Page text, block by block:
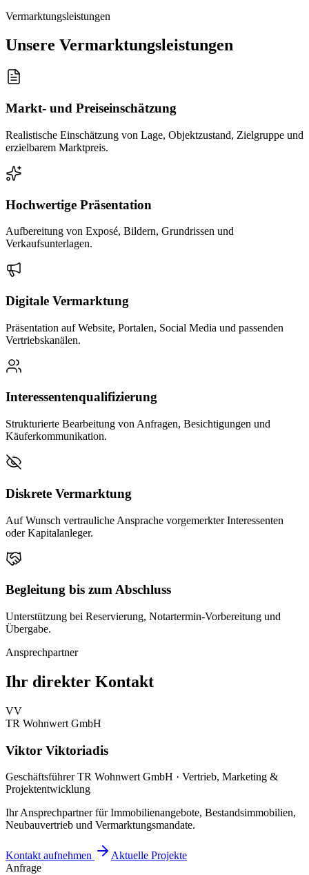
Vermarktungsleistungen
Unsere Vermarktungsleistungen
Markt- und Preiseinschätzung
Realistische Einschätzung von Lage, Objektzustand, Zielgruppe und
erzielbarem Marktpreis.
Hochwertige Präsentation
Aufbereitung von Exposé, Bildern, Grundrissen und
Verkaufsunterlagen.
Digitale Vermarktung
Präsentation auf Website, Portalen, Social Media und passenden
Vertriebskanälen.
Interessentenqualifizierung
Strukturierte Bearbeitung von Anfragen, Besichtigungen und
Käuferkommunikation.
Diskrete Vermarktung
Auf Wunsch vertrauliche Ansprache vorgemerkter Interessenten
oder Kapitalanleger.
Begleitung bis zum Abschluss
Unterstützung bei Reservierung, Notartermin-Vorbereitung und
Übergabe.
Ansprechpartner
Ihr direkter Kontakt
VV
TR Wohnwert GmbH
Viktor Viktoriadis
Geschäftsführer TR Wohnwert GmbH · Vertrieb, Marketing &
Projektentwicklung
Ihr Ansprechpartner für Immobilienangebote, Bestandsimmobilien,
Neubauvertrieb und Vermarktungsmandate.
Kontakt aufnehmen
Aktuelle Projekte
Anfrage